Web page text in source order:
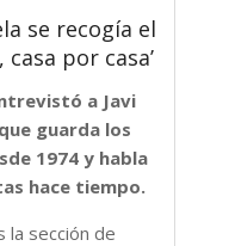
se recogía el
por casa’
a Javi
guarda los
1974 y habla
hace tiempo.
la sección de